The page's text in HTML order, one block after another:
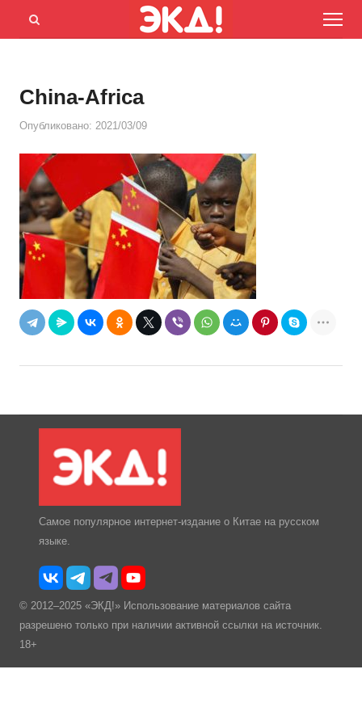
Menu
Открыть
China-Africa
Опубликовано: 2021/03/09
Самое популярное интернет-издание о Китае на русском
языке.
© 2012–2025 «ЭКД!» Использование материалов сайта
разрешено только при наличии активной ссылки на источник.
18+